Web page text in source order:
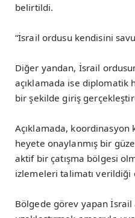
belirtildi.
“İsrail ordusu kendisini
Diğer yandan, İsrail
açıklamada ise diplomatik
bir şekilde giriş
Açıklamada, koordinasyon
heyete onaylanmış bir
aktif bir çatışma bölgesi
izlemeleri talimatı verildiği
Bölgede görev yapan İsrail